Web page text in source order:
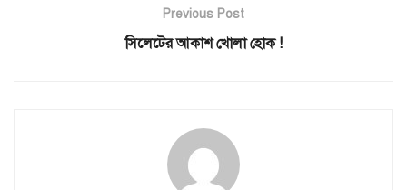
Previous Post
সিলেটের আকাশ খোলা হোক !